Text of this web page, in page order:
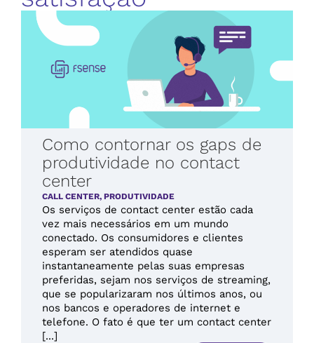
Como contornar os gaps de
produtividade no contact
center
CALL CENTER, PRODUTIVIDADE
Os serviços de contact center estão cada
vez mais necessários em um mundo
conectado. Os consumidores e clientes
esperam ser atendidos quase
instantaneamente pelas suas empresas
preferidas, sejam nos serviços de streaming,
que se popularizaram nos últimos anos, ou
nos bancos e operadores de internet e
telefone. O fato é que ter um contact center
[...]